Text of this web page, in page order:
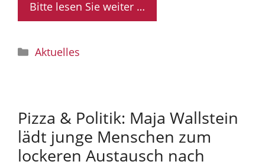
Bitte lesen Sie weiter …
Kategorien
Aktuelles
Pizza & Politik: Maja Wallstein
lädt junge Menschen zum
lockeren Austausch nach